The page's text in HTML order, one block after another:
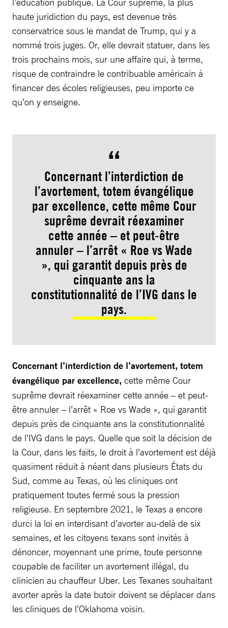
haute juridiction du pays, est devenue très
conservatrice sous le mandat de Trump, qui y a
nommé trois juges. Or, elle devrait statuer, dans les
trois prochains mois, sur une affaire qui, à terme,
risque de contraindre le contribuable américain à
financer des écoles religieuses, peu importe ce
qu’on y enseigne.
Concernant l’interdiction de
l’avortement, totem évangélique
par excellence, cette même Cour
suprême devrait réexaminer
cette année – et peut-être
annuler – l’arrêt « Roe vs Wade
», qui garantit depuis près de
cinquante ans la
constitutionnalité de l’IVG dans le
pays.
Concernant l’interdiction de l’avortement, totem
évangélique par excellence, cette même Cour
suprême devrait réexaminer cette année – et peut-
être annuler – l’arrêt « Roe vs Wade », qui garantit
depuis près de cinquante ans la constitutionnalité
de l’IVG dans le pays. Quelle que soit la décision de
la Cour, dans les faits, le droit à l’avortement est déjà
quasiment réduit à néant dans plusieurs États du
Sud, comme au Texas, où les cliniques ont
pratiquement toutes fermé sous la pression
religieuse. En septembre 2021, le Texas a encore
durci la loi en interdisant d’avorter au-delà de six
semaines, et les citoyens texans sont invités à
dénoncer, moyennant une prime, toute personne
coupable de faciliter un avortement illégal, du
clinicien au chauffeur Uber. Les Texanes souhaitant
avorter après la date butoir doivent se déplacer dans
les cliniques de l’Oklahoma voisin.